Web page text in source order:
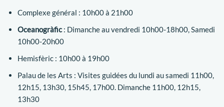
Complexe général : 10h00 à 21h00
Oceanogràfic: Dimanche au vendredi 10h00-18h00, Samedi
10h00-20h00
Hemisfèric : 10h00 à 19h00
Palau de les Arts : Visites guidées du lundi au samedi 11h00,
12h15, 13h30, 15h45, 17h00. Dimanche 11h00, 12h15,
13h30